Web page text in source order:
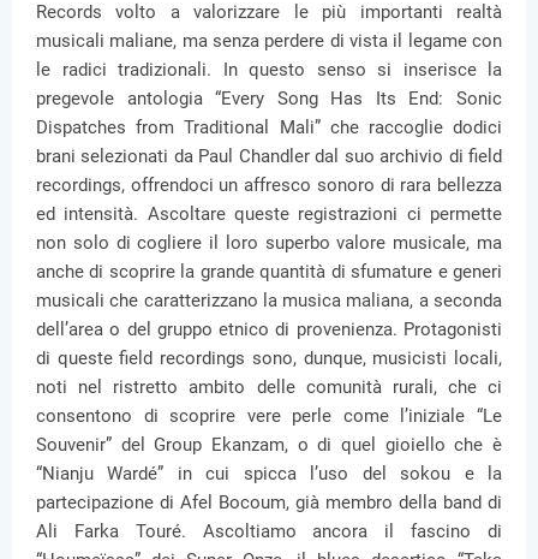
Records volto a valorizzare le più importanti realtà
musicali maliane, ma senza perdere di vista il legame con
le radici tradizionali. In questo senso si inserisce la
pregevole antologia “Every Song Has Its End: Sonic
Dispatches from Traditional Mali” che raccoglie dodici
brani selezionati da Paul Chandler dal suo archivio di field
recordings, offrendoci un affresco sonoro di rara bellezza
ed intensità. Ascoltare queste registrazioni ci permette
non solo di cogliere il loro superbo valore musicale, ma
anche di scoprire la grande quantità di sfumature e generi
musicali che caratterizzano la musica maliana, a seconda
dell’area o del gruppo etnico di provenienza. Protagonisti
di queste field recordings sono, dunque, musicisti locali,
noti nel ristretto ambito delle comunità rurali, che ci
consentono di scoprire vere perle come l’iniziale “Le
Souvenir” del Group Ekanzam, o di quel gioiello che è
“Nianju Wardé” in cui spicca l’uso del sokou e la
partecipazione di Afel Bocoum, già membro della band di
Ali Farka Touré. Ascoltiamo ancora il fascino di